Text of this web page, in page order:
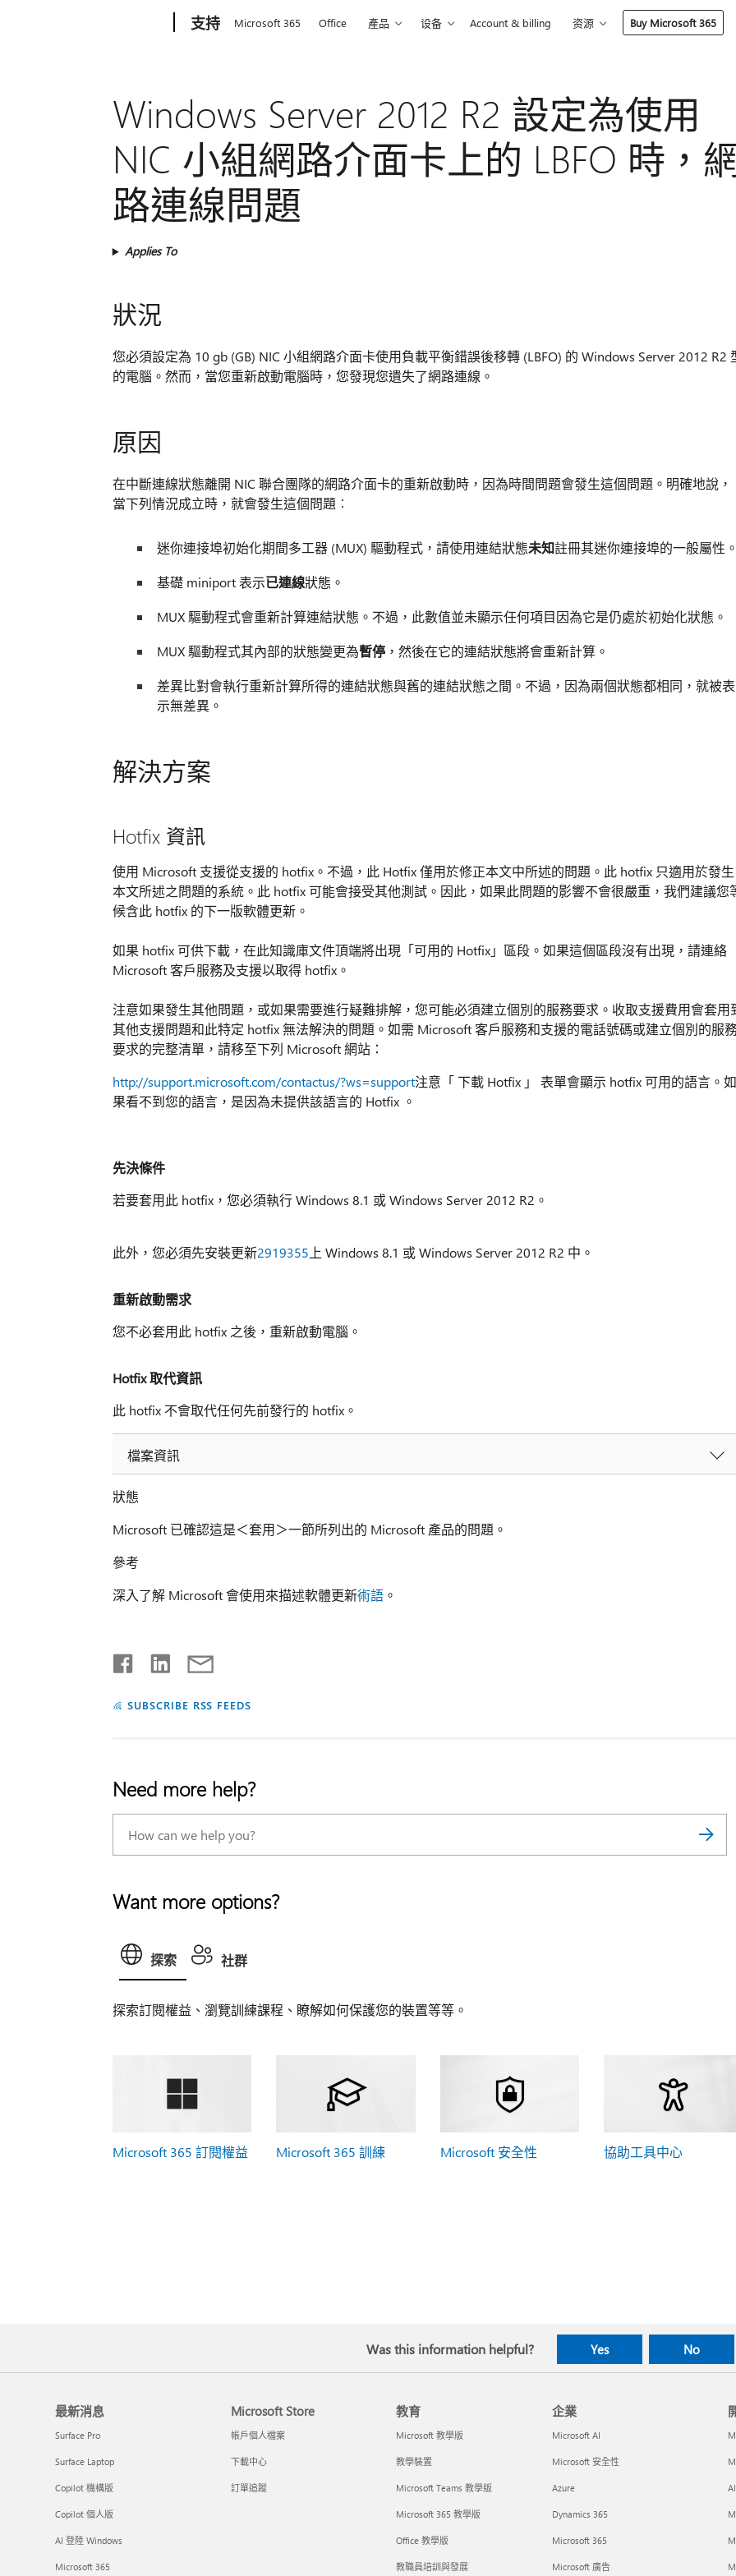
支持 Microsoft 365 Office 產品 设备 Account & billing 资源 Buy Microsoft 365
Windows Server 2012 R2 設定為使用
NIC 小組網路介面卡上的 LBFO 時，
路連線問題
Applies To
狀況
您必須設定為 10 gb (GB) NIC 小組網路介面卡使用負載平衡錯誤後移轉 (LBFO) 的 Windows Server 2012 R2
的電腦。然而，當您重新啟動電腦時，您發現您遺失了網路連線。
原因
在中斷連線狀態離開 NIC 聯合團隊的網路介面卡的重新啟動時，因為時間問題會發生這個問題。明確地說，
當下列情況成立時，就會發生這個問題︰
迷你連接埠初始化期間多工器 (MUX) 驅動程式，請使用連結狀態未知註冊其迷你連接埠的一般屬性。
基礎 miniport 表示已連線狀態。
MUX 驅動程式會重新計算連結狀態。不過，此數值並未顯示任何項目因為它是仍處於初始化狀態。
MUX 驅動程式其內部的狀態變更為暫停，然後在它的連結狀態將會重新計算。
差異比對會執行重新計算所得的連結狀態與舊的連結狀態之間。不過，因為兩個狀態都相同，就被表
示無差異。
解決方案
Hotfix 資訊
使用 Microsoft 支援從支援的 hotfix。不過，此 Hotfix 僅用於修正本文中所述的問題。此 hotfix 只適用於發生
本文所述之問題的系統。此 hotfix 可能會接受其他測試。因此，如果此問題的影響不會很嚴重，我們建議您
候含此 hotfix 的下一版軟體更新。
如果 hotfix 可供下載，在此知識庫文件頂端將出現「可用的 Hotfix」區段。如果這個區段沒有出現，請連絡
Microsoft 客戶服務及支援以取得 hotfix。
注意如果發生其他問題，或如果需要進行疑難排解，您可能必須建立個別的服務要求。收取支援費用會套用
其他支援問題和此特定 hotfix 無法解決的問題。如需 Microsoft 客戶服務和支援的電話號碼或建立個別的服
要求的完整清單，請移至下列 Microsoft 網站：
http://support.microsoft.com/contactus/?ws=support注意「 下載 Hotfix 」 表單會顯示 hotfix 可用的語言。如
果看不到您的語言，是因為未提供該語言的 Hotfix 。
先決條件
若要套用此 hotfix，您必須執行 Windows 8.1 或 Windows Server 2012 R2。
此外，您必須先安裝更新2919355上 Windows 8.1 或 Windows Server 2012 R2 中。
重新啟動需求
您不必套用此 hotfix 之後，重新啟動電腦。
Hotfix 取代資訊
此 hotfix 不會取代任何先前發行的 hotfix。
檔案資訊
狀態
Microsoft 已確認這是＜套用＞一節所列出的 Microsoft 產品的問題。
參考
深入了解 Microsoft 會使用來描述軟體更新術語。
SUBSCRIBE RSS FEEDS
Need more help?
Want more options?
探索 社群
探索訂閱權益、瀏覽訓練課程、瞭解如何保護您的裝置等等。
Microsoft 365 訂閱權益 Microsoft 365 訓練 Microsoft 安全性 協助工具中心
Was this information helpful? Yes No
最新消息
Surface Pro
Surface Laptop
Copilot 機構版
Copilot 個人版
AI 登陸 Windows
Microsoft 365
Microsoft Store
帳戶個人檔案
下載中心
訂單追蹤
教育
Microsoft 教學版
教學裝置
Microsoft Teams 教學版
Microsoft 365 教學版
Office 教學版
教職員培訓與發展
企業
Microsoft AI
Microsoft 安全性
Azure
Dynamics 365
Microsoft 365
Microsoft 廣告